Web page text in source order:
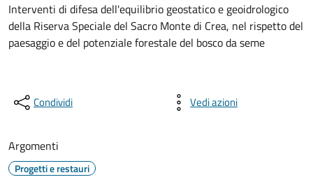
Interventi di difesa dell'equilibrio geostatico e geoidrologico
della Riserva Speciale del Sacro Monte di Crea, nel rispetto del
paesaggio e del potenziale forestale del bosco da seme
Condividi Vedi azioni
Argomenti
Progetti e restauri